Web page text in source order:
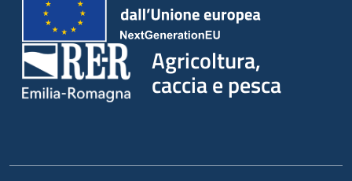
Agricoltura,
caccia e pesca